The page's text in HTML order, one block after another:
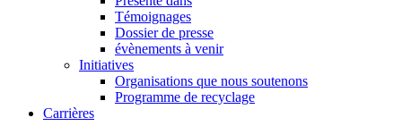
Témoignages
Dossier de presse
évènements à venir
Initiatives
Organisations que nous soutenons
Programme de recyclage
Carrières